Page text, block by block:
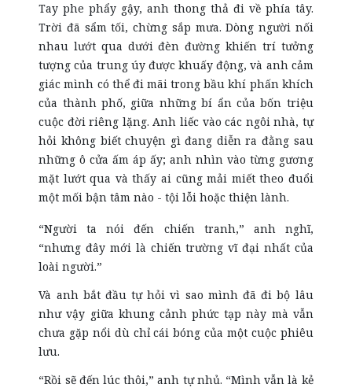
Tay phe phẩy gậy, anh thong thả đi về phía tây.
Trời đã sẩm tối, chừng sắp mưa. Dòng người nối
nhau lướt qua dưới đèn đường khiến trí tưởng
tượng của trung úy được khuấy động, và anh cảm
giác mình có thể đi mãi trong bầu khí phấn khích
của thành phố, giữa những bí ẩn của bốn triệu
cuộc đời riêng lặng. Anh liếc vào các ngôi nhà, tự
hỏi không biết chuyện gì đang diễn ra đằng sau
những ô cửa ấm áp ấy; anh nhìn vào từng gương
mặt lướt qua và thấy ai cũng mải miết theo đuổi
một mối bận tâm nào - tội lỗi hoặc thiện lành.
“Người ta nói đến chiến tranh,” anh nghĩ,
“nhưng đây mới là chiến trường vĩ đại nhất của
loài người.”
Và anh bắt đầu tự hỏi vì sao mình đã đi bộ lâu
như vậy giữa khung cảnh phức tạp này mà vẫn
chưa gặp nổi dù chỉ cái bóng của một cuộc phiêu
lưu.
“Rồi sẽ đến lúc thôi,” anh tự nhủ. “Mình vẫn là kẻ